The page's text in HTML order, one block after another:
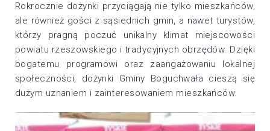
Rokrocznie dożynki przyciągają nie tylko mieszkańców,
ale również gości z sąsiednich gmin, a nawet turystów,
którzy pragną poczuć unikalny klimat miejscowości
powiatu rzeszowskiego i tradycyjnych obrzędów. Dzięki
bogatemu programowi oraz zaangażowaniu lokalnej
społeczności, dożynki Gminy Boguchwała cieszą się
dużym uznaniem i zainteresowaniem mieszkańców.